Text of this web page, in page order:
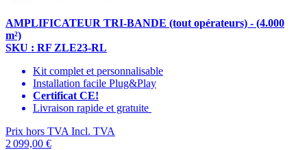
AMPLIFICATEUR TRI-BANDE (tout opérateurs) - (4.000
m²)
SKU : RF ZLE23-RL
Kit complet et personnalisable
Installation facile Plug&Play
Certificat CE!
Livraison rapide et gratuite
Prix hors TVAIncl. TVA
2 099,00 €